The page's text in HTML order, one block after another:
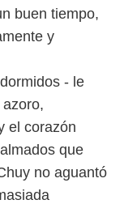
buen tiempo,
y
- le
el corazón
que
no aguantó